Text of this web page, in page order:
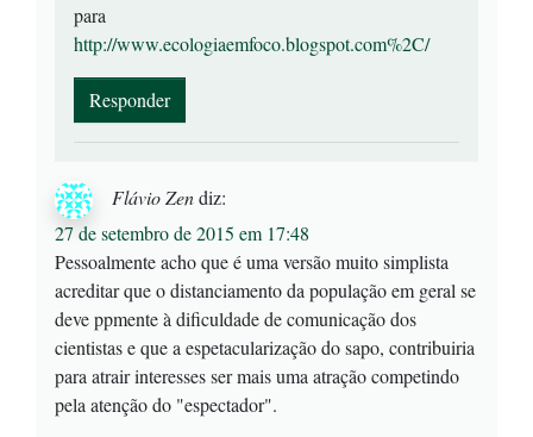
para
http://www.ecologiaemfoco.blogspot.com%2C/
Responder
Flávio Zendiz:
27 de setembro de 2015 em 17:48
Pessoalmente acho que é uma versão muito simplista
acreditar que o distanciamento da população em geral se
deve ppmente à dificuldade de comunicação dos
cientistas e que a espetacularização do sapo, contribuiria
para atrair interesses ser mais uma atração competindo
pela atenção do "espectador".